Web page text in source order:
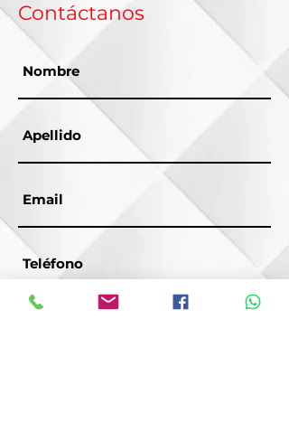
servicio techado, área para tendido,
encuentra en una zona de gran
plusvalía.
Cochera con portón, sala comedor,
cocina, 4 recámaras.
se acepta crédito INFONAVIT
Agenda tu cita tel 2711136294
Contáctanos